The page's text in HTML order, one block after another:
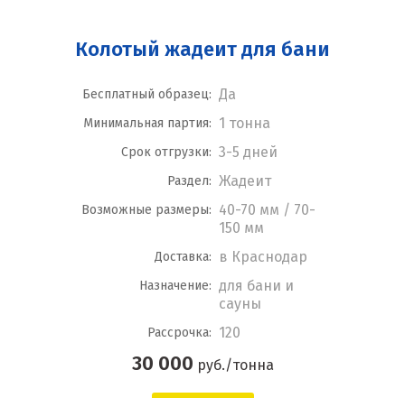
Колотый жадеит для бани
Бесплатный образец: Да
Минимальная партия: 1 тонна
Срок отгрузки: 3-5 дней
Раздел: Жадеит
Возможные размеры: 40-70 мм / 70-
150 мм
Доставка: в Краснодар
Назначение: для бани и
сауны
Рассрочка: 120
30 000 руб./тонна